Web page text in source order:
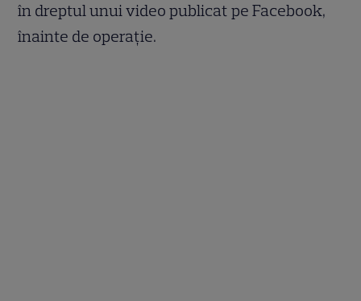
în dreptul unui video publicat pe Facebook,
înainte de operație.